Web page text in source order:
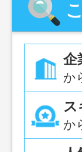
企
か
ス
か